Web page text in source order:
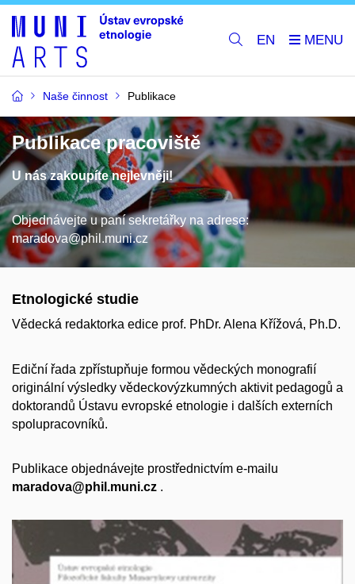
EN
Naše činnost Publikace
Publikace pracoviště
U nás zakoupíte nejlevněji!
Objednávejte u paní sekretářky na adrese:
maradova@phil.muni.cz
Etnologické studie
Vědecká redaktorka edice prof. PhDr. Alena Křížová, Ph.D.
Ediční řada zpřístupňuje formou vědeckých monografií
originální výsledky vědeckovýzkumných aktivit pedagogů a
doktorandů Ústavu evropské etnologie i dalších externích
spolupracovníků.
Publikace objednávejte prostřednictvím e-mailu
maradova@phil.muni.cz .